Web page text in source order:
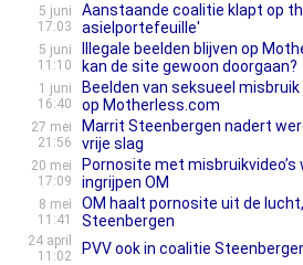
5 juni
17:03
Aanstaande coalitie klapt op
asielportefeuille'
5 juni
11:10
Illegale beelden blijven op
kan de site gewoon doorgaan?
1 juni
16:40
Beelden van seksueel
op Motherless.com
27 mei
21:56
Marrit Steenbergen nadert
vrije slag
20 mei
17:09
Pornosite met misbruikvideo’s
ingrijpen OM
8 mei
11:41
OM haalt pornosite uit de
Steenbergen
24 april
11:02
PVV ook in coalitie